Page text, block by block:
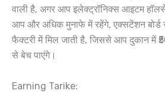
वाली है, अगर आप इलेक्ट्रॉनिक्स आइटम
आप और अधिक मुनाफे में रहेंगे, एक्सटेंशन बोर्ड
फैक्टरी में मिल जाती है, जिससे आप दुकान में
से बेच पाएंगे।
Earning Tarike: